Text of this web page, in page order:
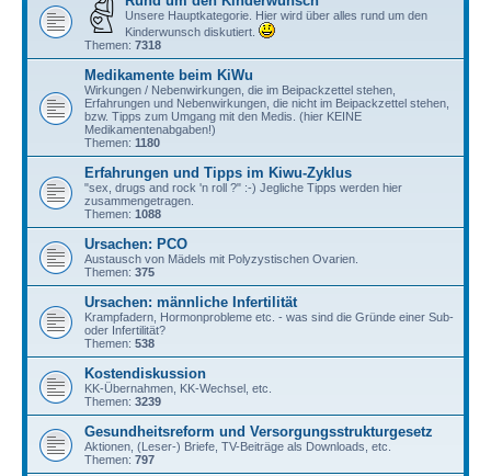
Unsere Hauptkategorie. Hier wird über alles rund um den
Kinderwunsch diskutiert.
Themen: 7318
Medikamente beim KiWu
Wirkungen / Nebenwirkungen, die im Beipackzettel stehen,
Erfahrungen und Nebenwirkungen, die nicht im Beipackzettel stehen,
bzw. Tipps zum Umgang mit den Medis. (hier KEINE
Medikamentenabgaben!)
Themen: 1180
Erfahrungen und Tipps im Kiwu-Zyklus
"sex, drugs and rock 'n roll ?" :-) Jegliche Tipps werden hier
zusammengetragen.
Themen: 1088
Ursachen: PCO
Austausch von Mädels mit Polyzystischen Ovarien.
Themen: 375
Ursachen: männliche Infertilität
Krampfadern, Hormonprobleme etc. - was sind die Gründe einer Sub-
oder Infertilität?
Themen: 538
Kostendiskussion
KK-Übernahmen, KK-Wechsel, etc.
Themen: 3239
Gesundheitsreform und Versorgungsstrukturgesetz
Aktionen, (Leser-) Briefe, TV-Beiträge als Downloads, etc.
Themen: 797